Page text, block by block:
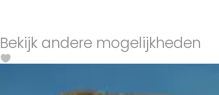
Bekijk andere mogelijkheden